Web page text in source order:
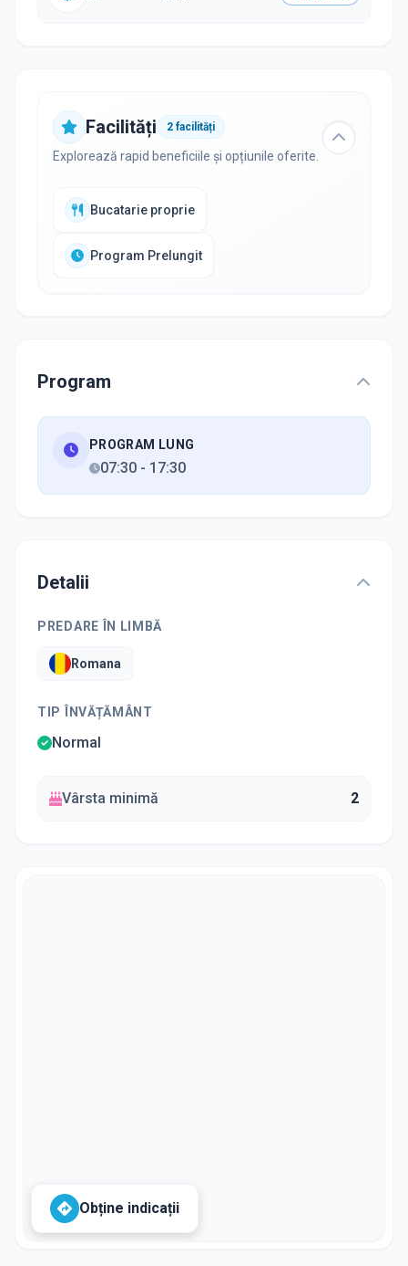
Facilități 2 facilități
Explorează rapid beneficiile și opțiunile oferite.
Bucatarie proprie
Program Prelungit
Program
PROGRAM LUNG
07:30 - 17:30
Detalii
PREDARE ÎN LIMBĂ
Romana
TIP ÎNVĂȚĂMÂNT
Normal
Vârsta minimă 2
Obține indicații